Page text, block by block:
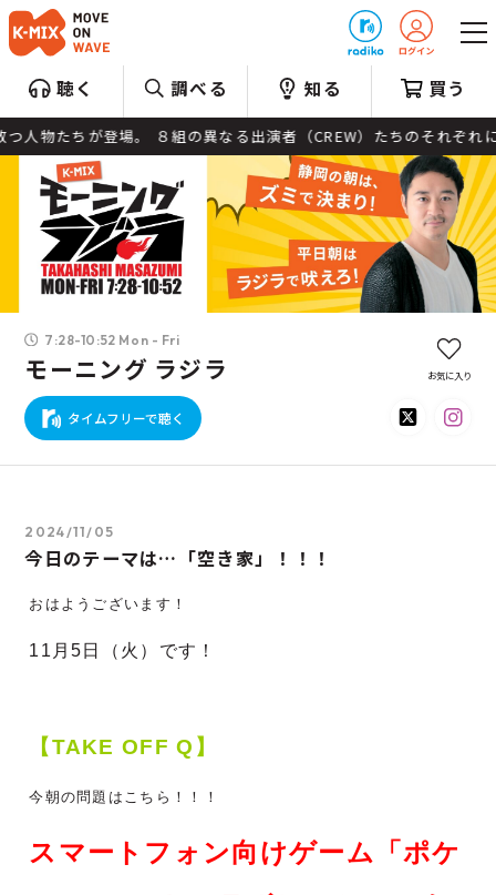
聴く 調べる 知る 買う
ちが登場。 ８組の異なる出演者（CREW）たちのそれぞれ
7:28-10:52 Mon - Fri
モーニング ラジラ
タイムフリーで聴く
お気に入り
2024/11/05
今日のテーマは…「空き家」！！！
おはようございます！
11月5 日（火）です！
【TAKE OFF Q】
今朝の問題はこちら！！！
スマートフォン向けゲーム「ポケ